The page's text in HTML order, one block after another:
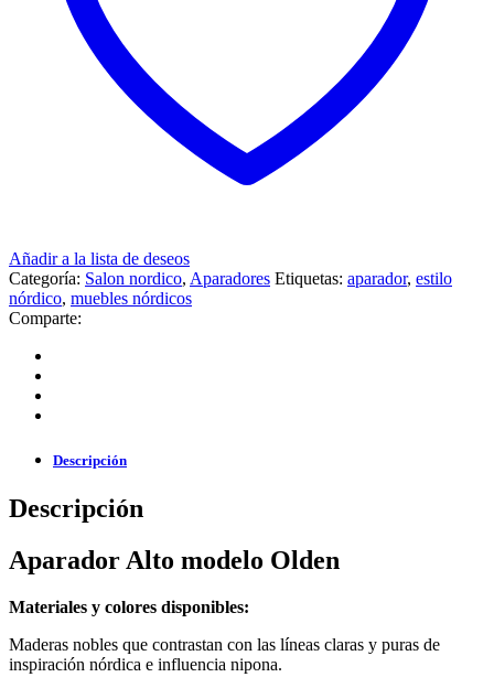
Añadir a la lista de deseos
Categoría: Salon nordico, Aparadores Etiquetas: aparador, estilo
nórdico, muebles nórdicos
Comparte:
Descripción
Descripción
Aparador Alto modelo Olden
Materiales y colores disponibles:
Maderas nobles que contrastan con las lí­neas claras y puras de
inspiración nórdica e influencia nipona.